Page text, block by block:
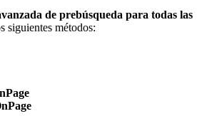
de prebúsqueda para todas las
siguientes métodos: